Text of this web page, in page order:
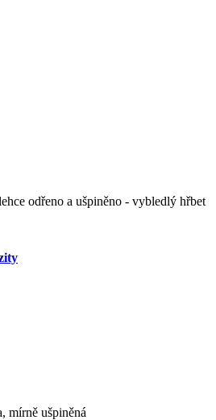
odřeno a ušpiněno - vybledlý hřbet
mírně ušpiněná